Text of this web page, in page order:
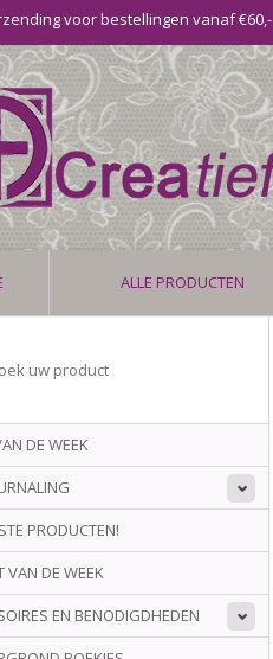
voor bestellingen vanaf €60,-
ALLE PRODUCTEN
DE WEEK
PRODUCTEN!
VAN DE WEEK
EN BENODIGDHEDEN